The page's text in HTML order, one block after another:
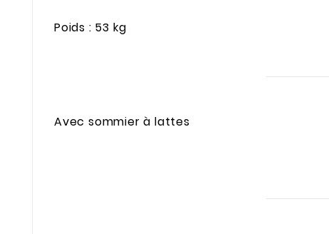
Poids : 53 kg
Avec sommier à lattes